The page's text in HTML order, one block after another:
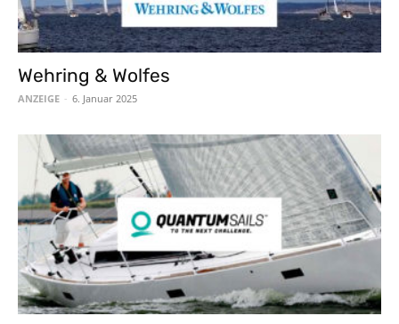
Wehring & Wolfes
ANZEIGE - 6. Januar 2025